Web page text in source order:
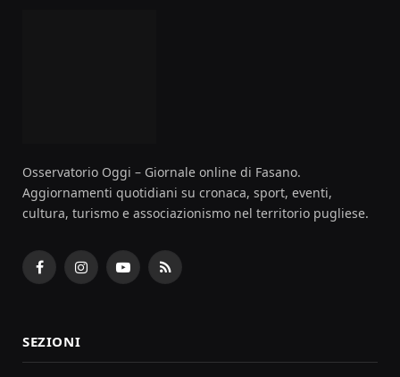
Osservatorio Oggi – Giornale online di Fasano.
Aggiornamenti quotidiani su cronaca, sport, eventi,
cultura, turismo e associazionismo nel territorio pugliese.
FacebookInstagramYouTubeRSS
SEZIONI